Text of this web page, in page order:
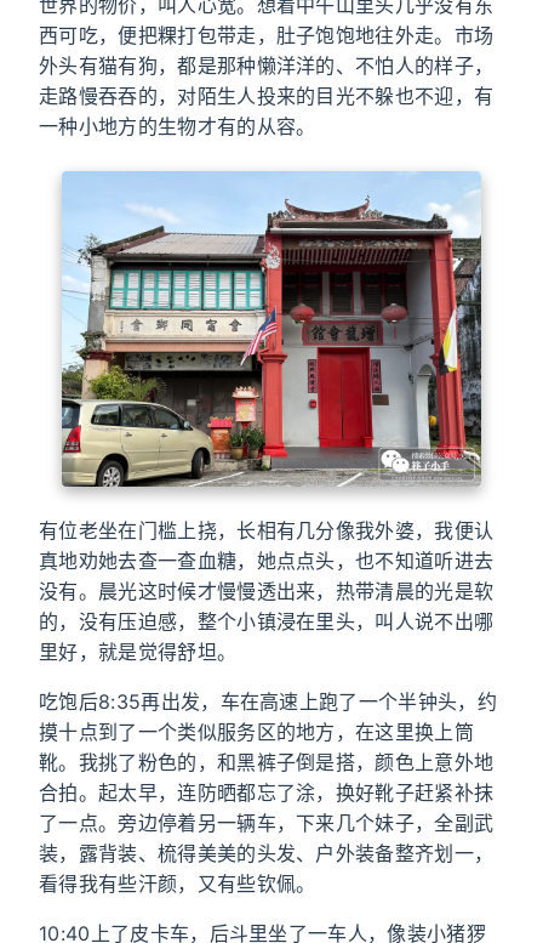
世界的物价，叫人心宽。想着中午山里头几乎没有东
西可吃，便把粿打包带走，肚子饱饱地往外走。市场
外头有猫有狗，都是那种懒洋洋的、不怕人的样子，
走路慢吞吞的，对陌生人投来的目光不躲也不迎，有
一种小地方的生物才有的从容。
有位老坐在门槛上挠，长相有几分像我外婆，我便认
真地劝她去查一查血糖，她点点头，也不知道听进去
没有。晨光这时候才慢慢透出来，热带清晨的光是软
的，没有压迫感，整个小镇浸在里头，叫人说不出哪
里好，就是觉得舒坦。
吃饱后8:35再出发，车在高速上跑了一个半钟头，约
摸十点到了一个类似服务区的地方，在这里换上筒
靴。我挑了粉色的，和黑裤子倒是搭，颜色上意外地
合拍。起太早，连防晒都忘了涂，换好靴子赶紧补抹
了一点。旁边停着另一辆车，下来几个妹子，全副武
装，露背装、梳得美美的头发、户外装备整齐划一，
看得我有些汗颜，又有些钦佩。
10:40上了皮卡车，后斗里坐了一车人，像装小猪猡